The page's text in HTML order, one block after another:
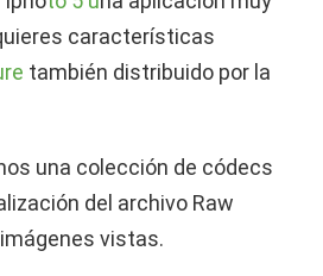
características
también distribuido por la
una colección de códecs
del archivo Raw
vistas.